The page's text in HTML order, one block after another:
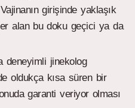
girişinde yaklaşık
alan bu doku geçici ya da
deneyimli jinekolog
oldukça kısa süren bir
garanti veriyor olması